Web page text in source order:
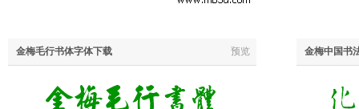
金梅毛行书体字体下载 预览 金梅中国书